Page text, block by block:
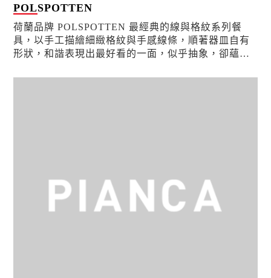
POLSPOTTEN
荷蘭品牌 POLSPOTTEN 最經典的線與格紋系列餐
具，以手工描繪細緻格紋與手感線條，順著器皿自有
形狀，和諧表現出最好看的一面，似乎抽象，卻蘊藏
工與美學...